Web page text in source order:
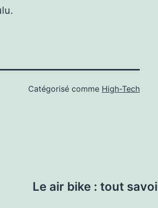
Catégorisé comme High-Tech
Le air bike : tout